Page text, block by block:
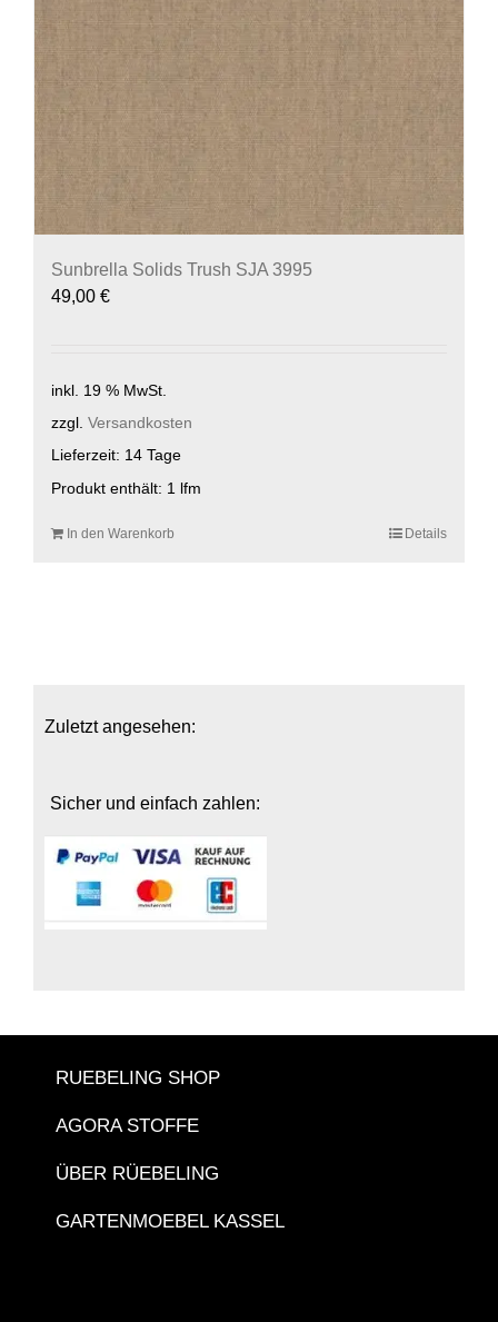
Sunbrella Solids Trush SJA 3995
49,00 €
inkl. 19 % MwSt.
zzgl. Versandkosten
Lieferzeit: 14 Tage
Produkt enthält: 1 lfm
In den Warenkorb Details
Zuletzt angesehen:
Sicher und einfach zahlen:
RUEBELING SHOP
AGORA STOFFE
ÜBER RÜEBELING
GARTENMOEBEL KASSEL